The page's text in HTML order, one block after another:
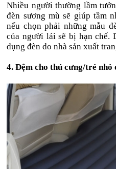
Nhiều người thường lầm
đèn sương mù sẽ giúp tầm
nếu chọn phải những mẫu
của người lái sẽ bị hạn chế.
dụng đèn do nhà sản xuất
4. Đệm cho thú cưng/trẻ nhỏ